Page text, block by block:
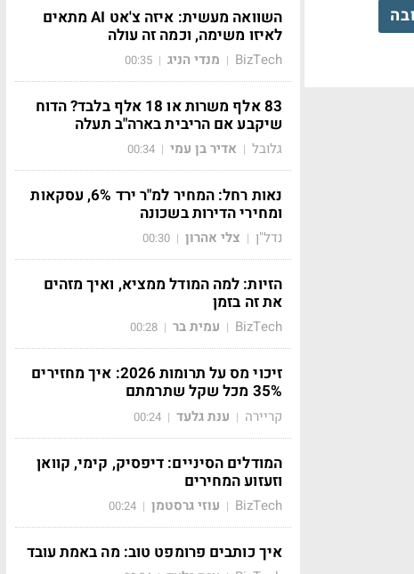
השוואה מעשית: איזה צ'אט AI מתאים
לאיזו משימה, וכמה זה עולה
BizTech
| מנדי הניג |
00:35
83 אלף משרות או 18 אלף בלבד? הדוח
שיקבע אם הריבית בארה"ב תעלה
גלובל | אדיר בן עמי |
00:34
נאות רחל: המחיר למ"ר ירד 6%, עסקאות
ומחירי הדירות בשכונה
נדל"ן | צלי אהרון |
00:30
הזיות: למה המודל ממציא, ואיך מזהים
את זה בזמן
BizTech
| עמית בר |
00:28
זיכוי מס על תרומות 2026: איך מחזירים
35% מכל שקל שתרמתם
קריירה | ענת גלעד |
00:24
המודלים הסיניים: דיפסיק, קימי, קוואן
וזעזוע המחירים
BizTech
| עוזי גרסטמן |
00:24
איך כותבים פרומפט טוב: מה באמת עובד